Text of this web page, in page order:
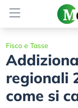
Fisco e Tasse
regionali
come si